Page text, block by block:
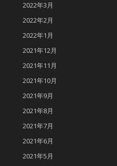
2022年3月
2022年2月
2022年1月
2021年12月
2021年11月
2021年10月
2021年9月
2021年8月
2021年7月
2021年6月
2021年5月